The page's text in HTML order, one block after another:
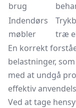
brug
Indendørs
møbler
træ
En korrekt
belastninger,
med at undgå
effektiv
Ved at tage